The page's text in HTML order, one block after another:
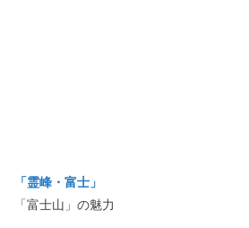
「霊峰・富士」
「富士山」の魅力